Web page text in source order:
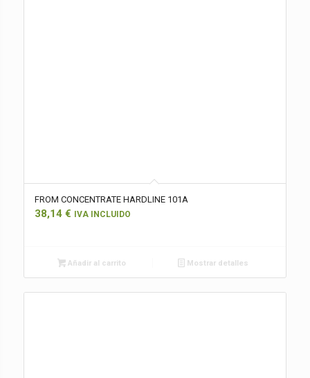
FROM CONCENTRATE HARDLINE 101A
38,14 € IVA INCLUIDO
Añadir al carrito Mostrar detalles